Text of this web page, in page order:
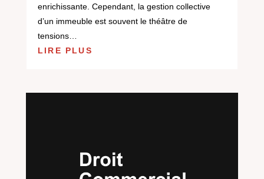
enrichissante. Cependant, la gestion collective
d’un immeuble est souvent le théâtre de
tensions…
LIRE PLUS